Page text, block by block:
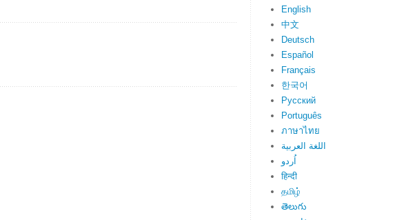
English
中文
Deutsch
Español
Français
한국어
Русский
Português
ภาษาไทย
اللغة العربية
اُردو
हिन्दी
தமிழ்
తెలుగు